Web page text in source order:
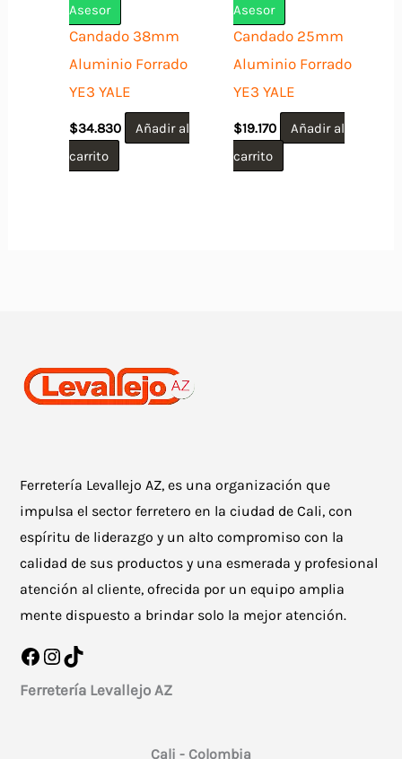
Asesor
Candado 38mm
Aluminio Forrado
YE3 YALE
$34.830
Añadir al
carrito
Asesor
Candado 25mm
Aluminio Forrado
YE3 YALE
$19.170
Añadir al
carrito
Ferretería Levallejo AZ, es una organización que
impulsa el sector ferretero en la ciudad de Cali, con
espíritu de liderazgo y un alto compromiso con la
calidad de sus productos y una esmerada y profesional
atención al cliente, ofrecida por un equipo amplia
mente dispuesto a brindar solo la mejor atención.
Facebook
Instagram
TikTok
Ferretería Levallejo AZ
Cali - Colombia